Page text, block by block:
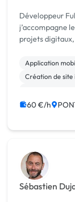
Développeur
j’accompagne
projets
Application
Création de
60 €/h
Sébastien